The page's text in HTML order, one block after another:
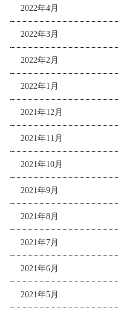
2022年4月
2022年3月
2022年2月
2022年1月
2021年12月
2021年11月
2021年10月
2021年9月
2021年8月
2021年7月
2021年6月
2021年5月